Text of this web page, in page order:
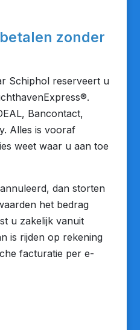
zonder
Schiphol reserveert u
Bancontact,
Alles is vooraf
weet waar u aan toe
dan storten
het bedrag
u zakelijk vanuit
is rijden op rekening
facturatie per e-